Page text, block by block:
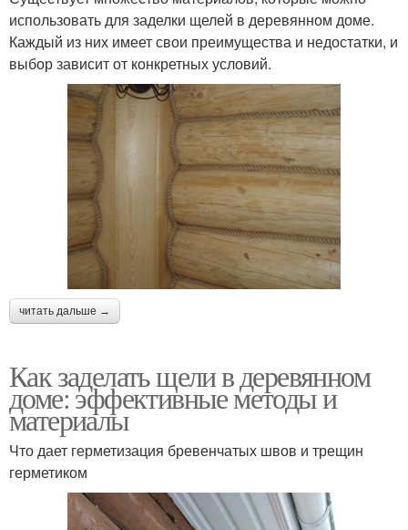
использовать для заделки щелей в деревянном доме.
Каждый из них имеет свои преимущества и недостатки, и
выбор зависит от конкретных условий.
читать дальше →
Как заделать щели в деревянном
доме: эффективные методы и
материалы
Что дает герметизация бревенчатых швов и трещин
герметиком